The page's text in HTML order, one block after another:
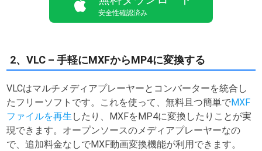
安全性確認済み
2、VLC – 手軽にMXFからMP4に変換する
VLCはマルチメディアプレーヤーとコンバーターを統合し
たフリーソフトです。これを使って、無料且つ簡単でMXF
ファイルを再生 したり、MXFをMP4に変換したりことが実
現できます。オープンソースのメディアプレーヤーなの
で、追加料金なしでMXF動画変換機能が利用できます。